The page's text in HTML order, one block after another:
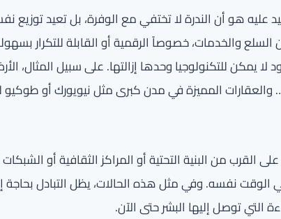
عليه هو أن الندرة لا تختفي مع الوفرة، بل تعيد
السلع والخدمات، خصوصاً الرقمية أو القابلة للتكرار
يمكن للتكنولوجيا وحدها إزالتها. على سبيل المثال،
المميزة في مدن كبرى مثل نيويورك أو طوكيو
القرب من البنية التحتية أو المراكز الثقافية أو
الوقت نفسه. وفي مثل هذه الحالات، يظل التبادل
التي توصل إليها البشر حتى الآن.